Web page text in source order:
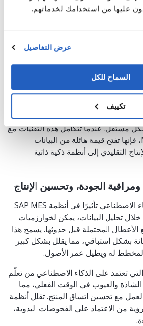
عليها من استخدامك لخدماتهم.
عرض التفاصيل
السماح للكل
تكييف
التنافسية.
والتعلم الآلي: عقل التصنيع
الآلي هما المحركان الإدراكيان اللذان
التفكير، مما يمكّنه من التعلم والتكيف
مستقل. عندما تتكامل هذه التقنيات مع
بيئات SAP DM و MES، فإنها تفتح قيمة هائلة من البيانات
التقليدي إلى أنظمة ذكية ذاتية
ومراقبة الجودة، وتحسين الإنتاج
أحد أكثر تطبيقات الذكاء الاصطناعي تأثيرًا في أنظمة SAP MES
خلال تحليل البيانات، يمكن لخوارزميات
الأعطال المحتملة قبل حدوثها. يسمح هذا
بشكل استباقي، مما يقلل بشكل كبير
له ويطيل عمر الأصول.
تعتمد على الذكاء الاصطناعي من تعلّم
الشاذة والعيوب في الوقت الفعلي، مما
مع تحسين اتساق المنتج. تقلل أنظمة
من الاعتماد على الفحوصات اليدوية،